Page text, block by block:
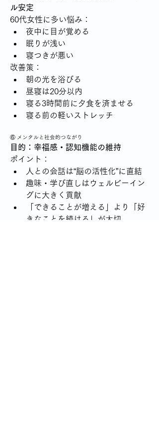
ル安定
60代女性に多い悩み：
夜中に目が覚める
眠りが浅い
寝つきが悪い
改善策：
朝の光を浴びる
昼寝は20分以内
寝る3時間前に夕食を済ませる
寝る前の軽いストレッチ
⑥ メンタルと社会的つながり
目的：幸福感・認知機能の維持
ポイント：
人との会話は“脳の活性化”に直結
趣味・学び直しはウェルビーイン
グに大きく貢献
「できることが増える」より「好
きなことを続ける」が大切